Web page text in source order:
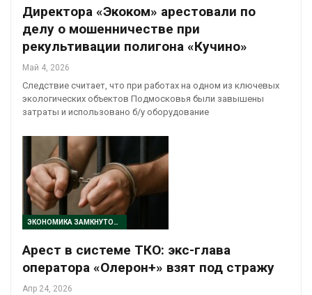
Директора «Экоком» арестовали по
делу о мошенничестве при
рекультивации полигона «Кучино»
Май 4, 2026
Следствие считает, что при работах на одном из ключевых
экологических объектов Подмосковья были завышены
затраты и использовано б/у оборудование
ЭКОНОМИКА ЗАМКНУТОГО ЦИКЛА
Арест в системе ТКО: экс-глава
оператора «Олерон+» взят под стражу
Апр 24, 2026